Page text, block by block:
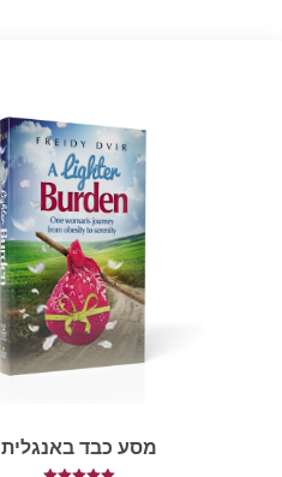
מסע כבד באנגלית